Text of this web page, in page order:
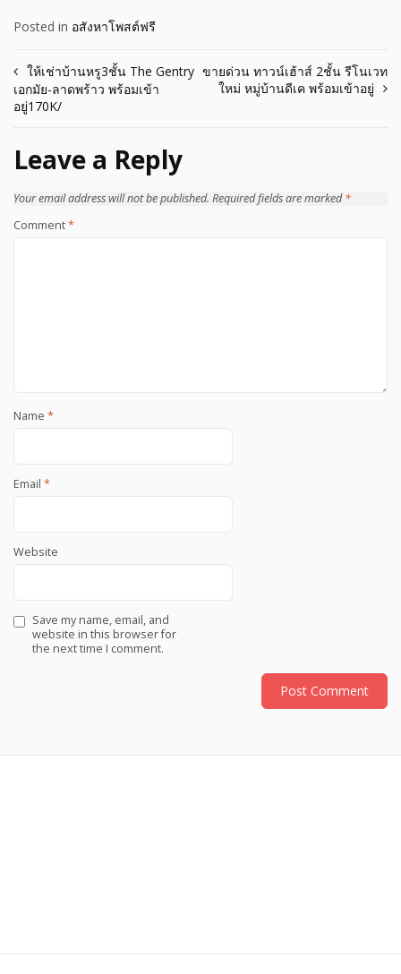
Posted in อสังหาโพสต์ฟรี
Post
navigation
ให้เช่าบ้านหรู3ชั้น The Gentry
เอกมัย-ลาดพร้าว พร้อมเข้า
อยู่170K/
ขายด่วน ทาวน์เฮ้าส์ 2ชั้น รีโนเวท
ใหม่ หมู่บ้านดีเค พร้อมเข้าอยู่
Leave a Reply
Your email address will not be published. Required fields are marked*
Comment*
Name *
Email *
Website
Save my name, email, and
website in this browser for
the next time I comment.